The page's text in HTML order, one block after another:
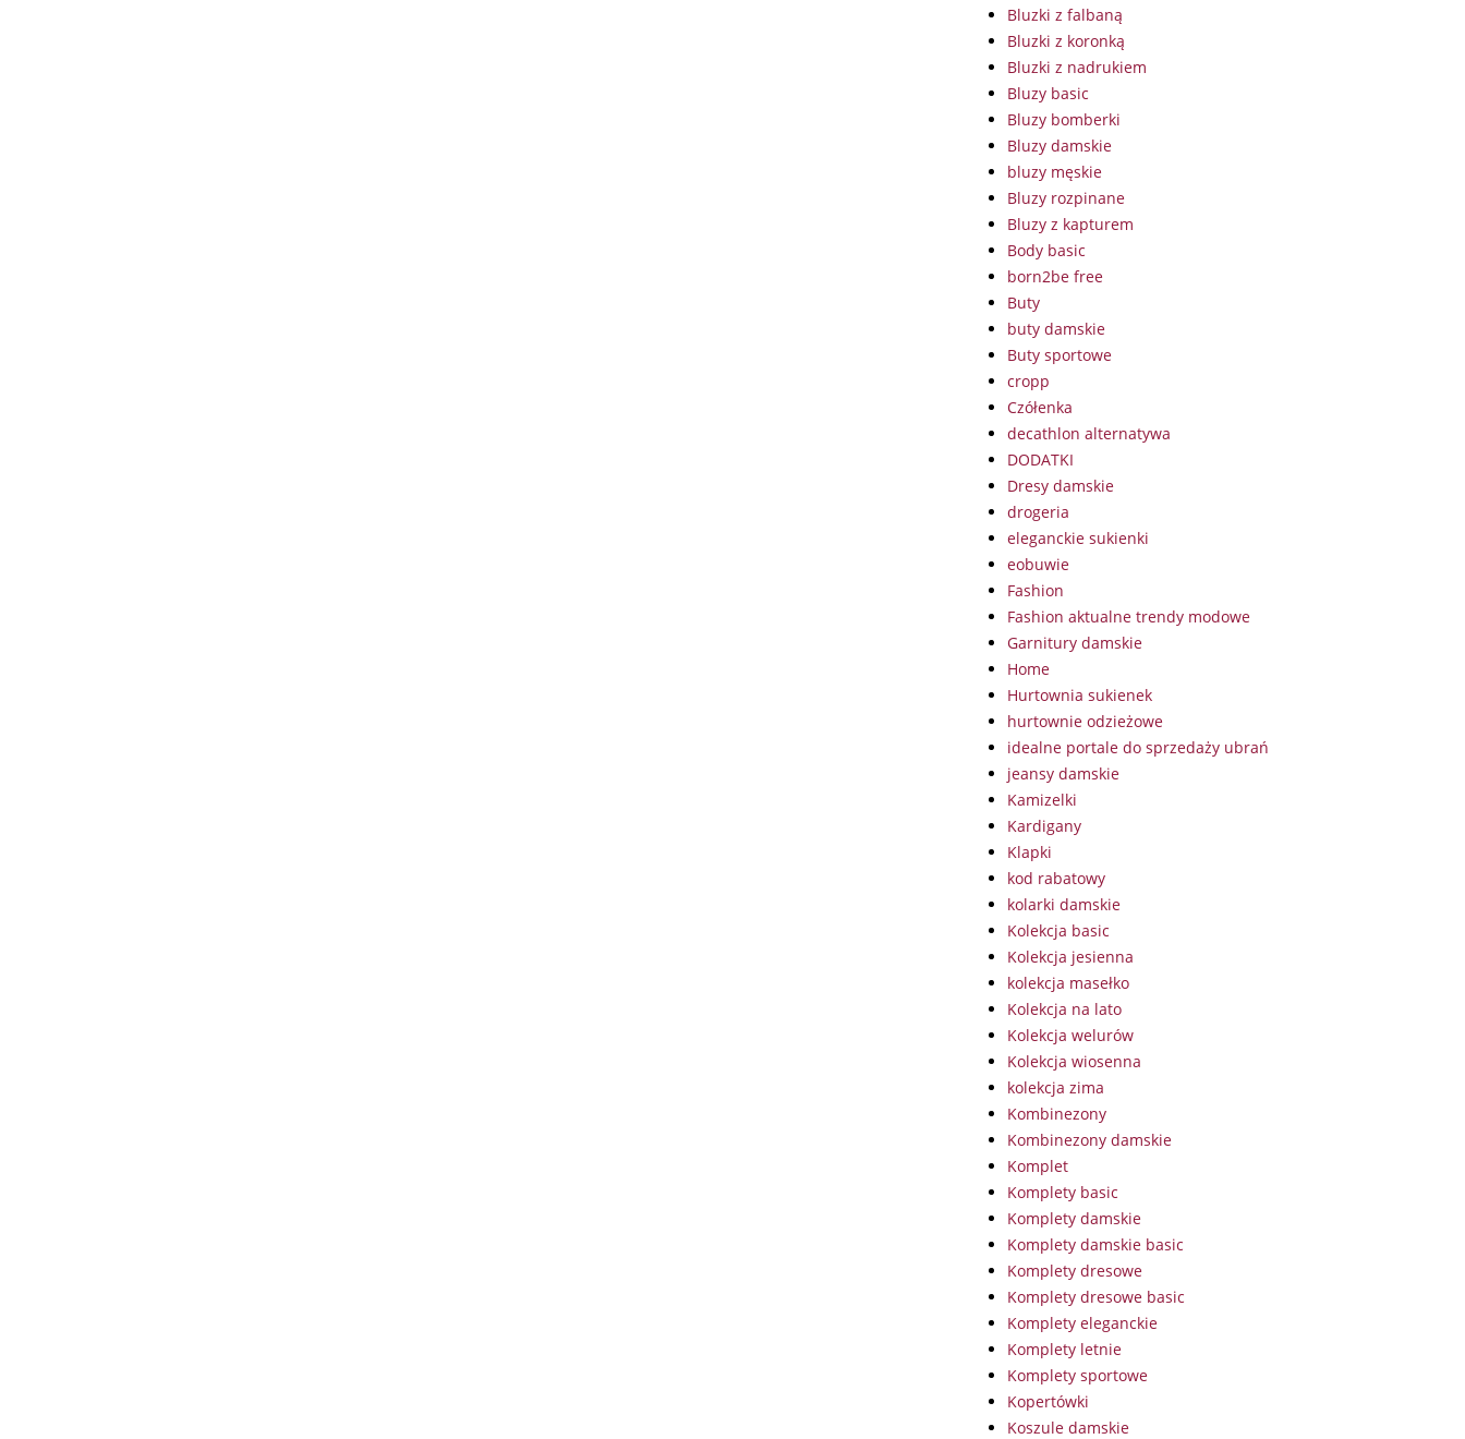
Bluzki z falbaną
Bluzki z koronką
Bluzki z nadrukiem
Bluzy basic
Bluzy bomberki
Bluzy damskie
bluzy męskie
Bluzy rozpinane
Bluzy z kapturem
Body basic
born2be free
Buty
buty damskie
Buty sportowe
cropp
Czółenka
decathlon alternatywa
DODATKI
Dresy damskie
drogeria
eleganckie sukienki
eobuwie
Fashion
Fashion aktualne trendy modowe
Garnitury damskie
Home
Hurtownia sukienek
hurtownie odzieżowe
idealne portale do sprzedaży ubrań
jeansy damskie
Kamizelki
Kardigany
Klapki
kod rabatowy
kolarki damskie
Kolekcja basic
Kolekcja jesienna
kolekcja masełko
Kolekcja na lato
Kolekcja welurów
Kolekcja wiosenna
kolekcja zima
Kombinezony
Kombinezony damskie
Komplet
Komplety basic
Komplety damskie
Komplety damskie basic
Komplety dresowe
Komplety dresowe basic
Komplety eleganckie
Komplety letnie
Komplety sportowe
Kopertówki
Koszule damskie